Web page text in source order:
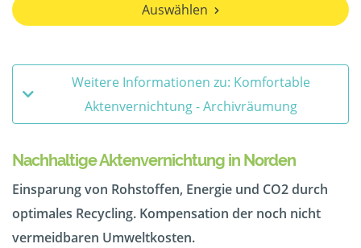
Auswählen
Weitere Informationen zu: Komfortable
Aktenvernichtung - Archivräumung
Nachhaltige Aktenvernichtung in Norden
Einsparung von Rohstoffen, Energie und CO2 durch
optimales Recycling. Kompensation der noch nicht
vermeidbaren Umweltkosten.